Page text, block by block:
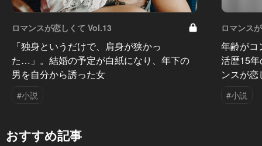
ロマンスが恋しくて Vol.13
「独身というだけで、肩身が狭かっ
た…」。結婚の予定が白紙になり、年下の
男を自分から誘った女
#小説
ロマンス
年齢がコ
活歴15
ンスが
#小説
おすすめ記事